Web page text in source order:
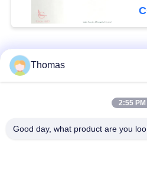
Categorías
Thomas
2:55 PM
Good day, what product are you